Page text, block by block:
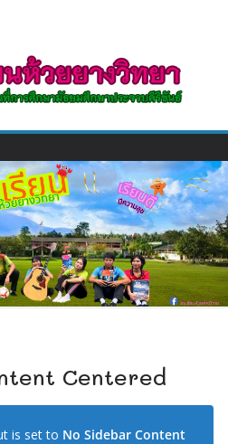
Centered
is set to No Sidebar Content